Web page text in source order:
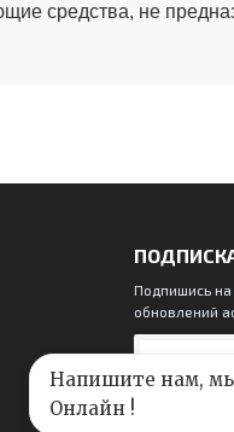
средства, не
Подпишись на
обновлений
Напишите нам,
Онлайн !